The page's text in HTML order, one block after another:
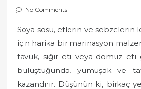
o
t
e
d
No Comments
Soya sosu, etlerin ve sebzelerin
için harika bir marinasyon
tavuk, sığır eti veya domuz
buluştuğunda, yumuşak ve
kazandırır. Düşünün ki, birkaç